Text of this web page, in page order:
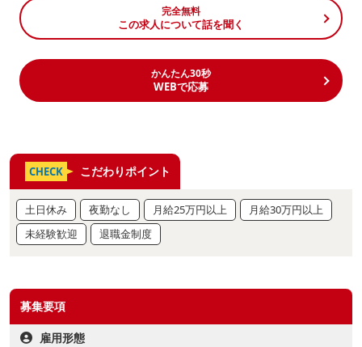
完全無料
この求人について話を聞く
かんたん30秒
WEBで応募
CHECK こだわりポイント
土日休み 夜勤なし 月給25万円以上
月給30万円以上
未経験歓迎
退職金制度
募集要項
雇用形態